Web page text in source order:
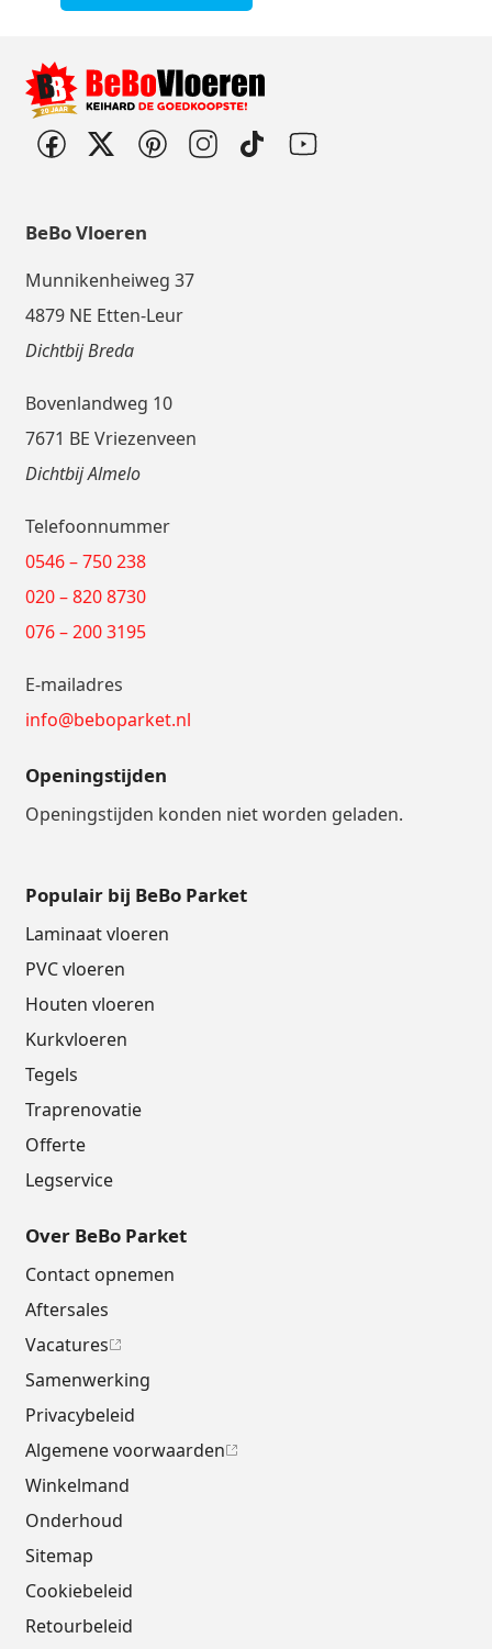
BeBo Vloeren
Munnikenheiweg 37
4879 NE Etten-Leur
Dichtbij Breda
Bovenlandweg 10
7671 BE Vriezenveen
Dichtbij Almelo
Telefoonnummer
0546 – 750 238
020 – 820 8730
076 – 200 3195
E-mailadres
info@beboparket.nl
Openingstijden
Openingstijden konden niet worden geladen.
Populair bij BeBo Parket
Laminaat vloeren
PVC vloeren
Houten vloeren
Kurkvloeren
Tegels
Traprenovatie
Offerte
Legservice
Over BeBo Parket
Contact opnemen
Aftersales
Vacatures
Samenwerking
Privacybeleid
Algemene voorwaarden
Winkelmand
Onderhoud
Sitemap
Cookiebeleid
Retourbeleid